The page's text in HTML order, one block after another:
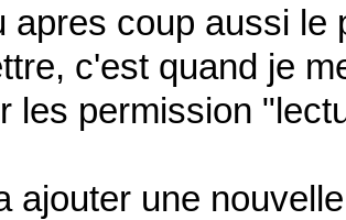
apres coup aussi le
c'est quand je
les permission
ajouter une